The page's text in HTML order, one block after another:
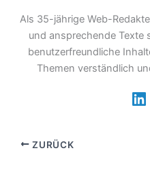
Als 35-jährige Web-
und ansprechende Texte
benutzerfreundliche
Themen verständlich
ZURÜCK